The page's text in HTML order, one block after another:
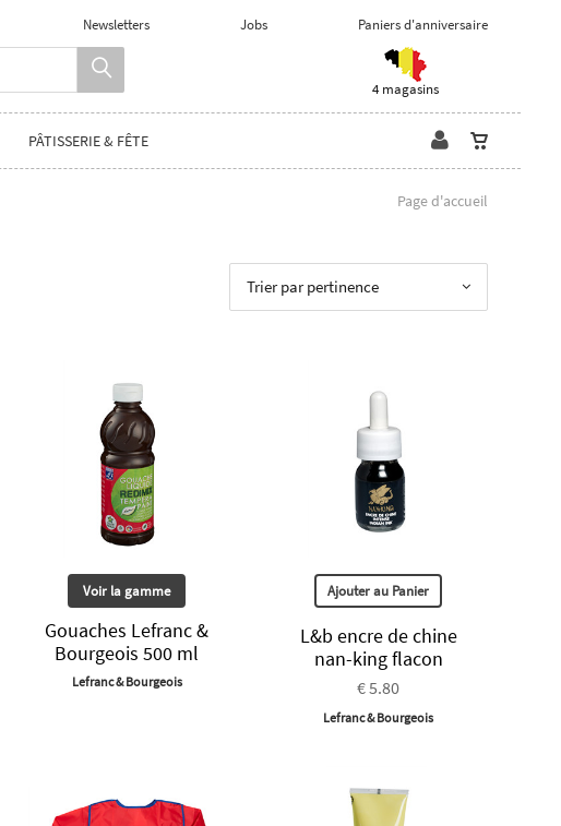
Newsletters Jobs Paniers d'anniversaire
4 magasins
PÂTISSERIE & FÊTE
Page d'accueil
Trier par pertinence
Voir la gamme
Gouaches Lefranc &
Bourgeois 500 ml
Lefranc & Bourgeois
Ajouter au Panier
L&b encre de chine
nan-king flacon
€ 5.80
Lefranc & Bourgeois